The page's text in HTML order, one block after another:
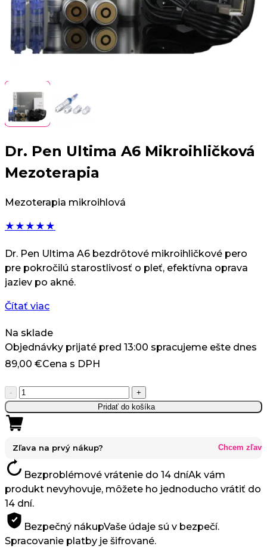
Dr. Pen Ultima A6 Mikroihličková
Mezoterapia
Mezoterapia mikroihlová
★ ★ ★ ★ ★
Dr. Pen Ultima A6 bezdrôtové mikroihličkové pero
pre pokročilú starostlivosť o pleť, efektívna oprava
jaziev po akné.
Čítať viac
Na sklade
Objednávky prijaté pred 13:00 spracujeme ešte dnes
89,00 €Cena s DPH
-
množstvo
Dr.
Pen
Ultima
A6
Mezoterapia
+
Pridať do košíka
Zľava na prvý nákup? Chcem zľavu
Bezproblémové vrátenie do 14 dníAk vám
produkt nevyhovuje, môžete ho jednoducho vrátiť do
14 dní.
Bezpečný nákupVaše údaje sú v bezpečí.
Spracovanie platby je šifrované.